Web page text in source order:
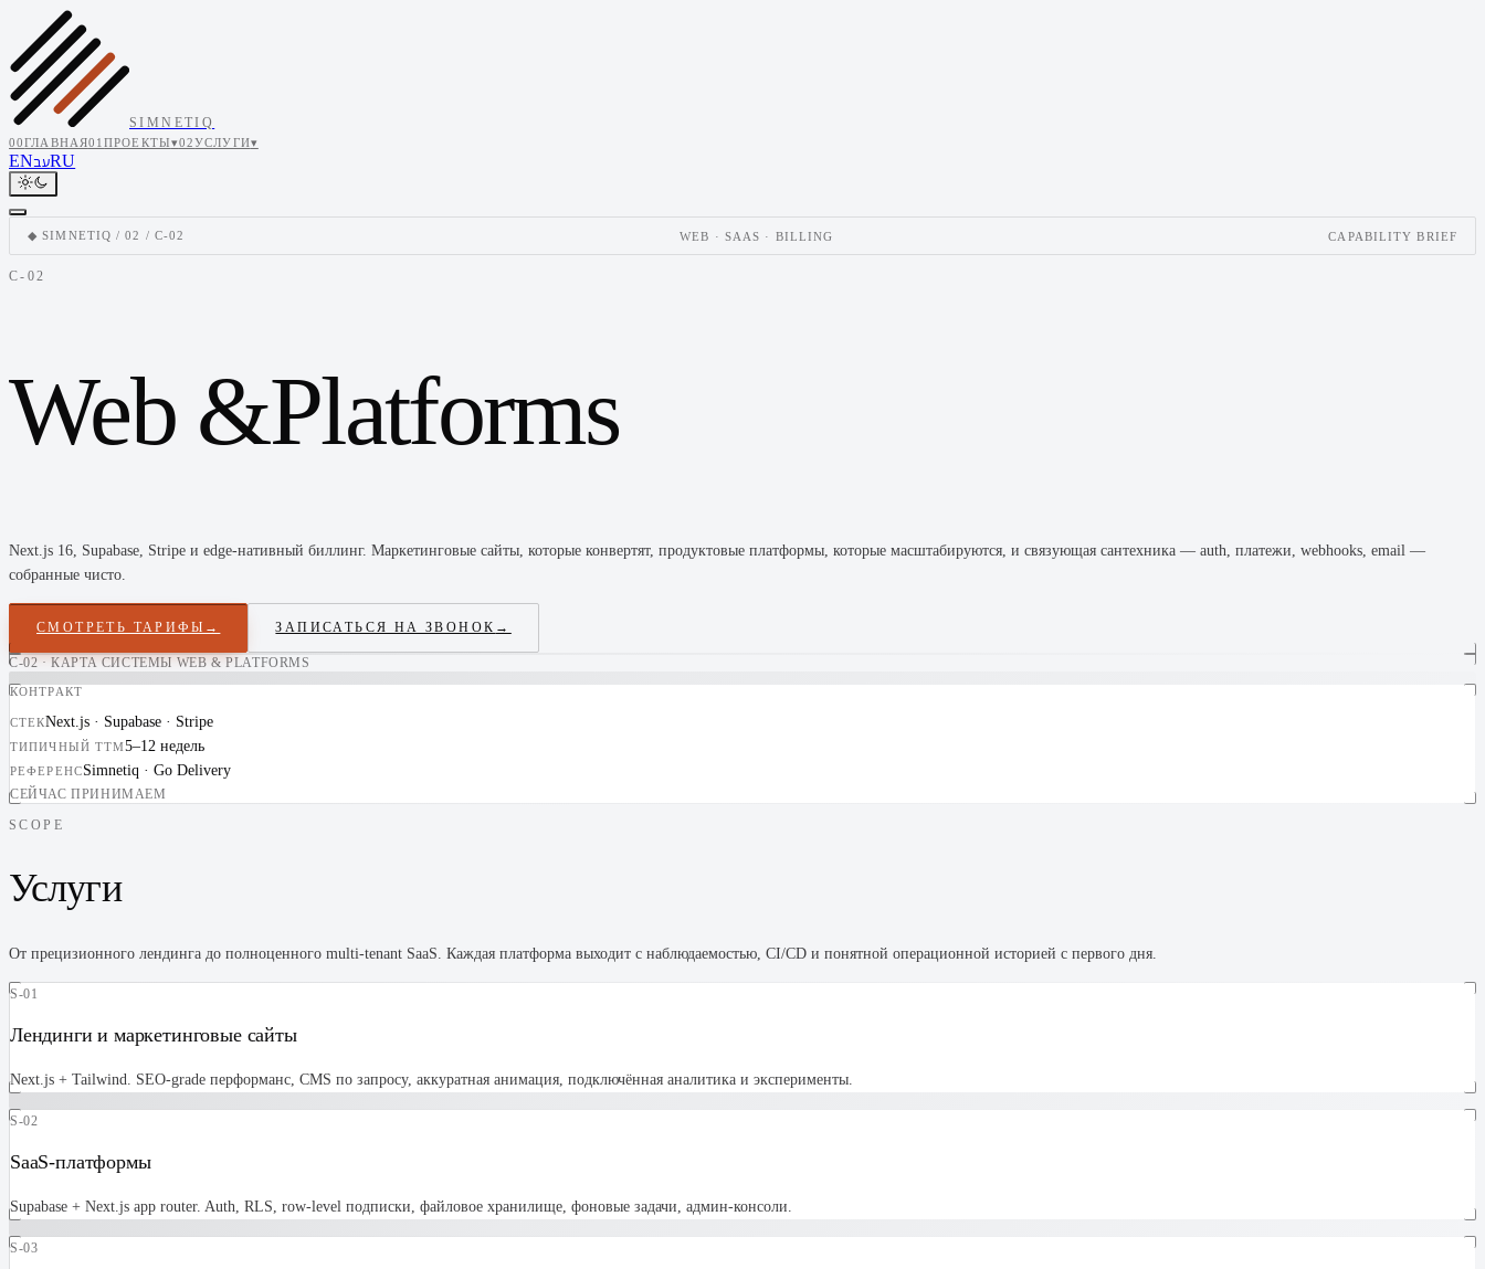
SIMNETIQ
00ГЛАВНАЯ01ПРОЕКТЫ▾02УСЛУГИ▾
ENעבRU
◆ SIMNETIQ / 02 / C-02 WEB · SAAS · BILLING CAPABILITY BRIEF
C-02
Web &Platforms
Next.js 16, Supabase, Stripe и edge-нативный биллинг. Маркетинговые сайты, которые конвертят, продуктовые платформы, которые масштабируются, и связующая сантехника — auth, платежи, webhooks, email —
собранные чисто.
СМОТРЕТЬ ТАРИФЫ → ЗАПИСАТЬСЯ НА ЗВОНОК →
C-02 · КАРТА СИСТЕМЫ WEB & PLATFORMS
КОНТРАКТ
СТЕКNext.js · Supabase · Stripe
ТИПИЧНЫЙ TTM5–12 недель
РЕФЕРЕНСSimnetiq · Go Delivery
СЕЙЧАС ПРИНИМАЕМ
SCOPE
Услуги
От прецизионного лендинга до полноценного multi-tenant SaaS. Каждая платформа выходит с наблюдаемостью, CI/CD и понятной операционной историей с первого дня.
S-01
Лендинги и маркетинговые сайты
Next.js + Tailwind. SEO-grade перформанс, CMS по запросу, аккуратная анимация, подключённая аналитика и эксперименты.
S-02
SaaS-платформы
Supabase + Next.js app router. Auth, RLS, row-level подписки, файловое хранилище, фоновые задачи, админ-консоли.
S-03